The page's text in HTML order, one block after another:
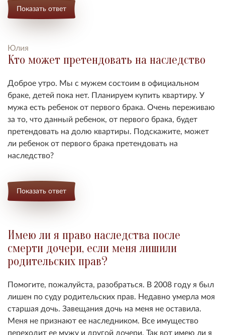
Показать ответ
Юлия
Кто может претендовать на наследство
Доброе утро. Мы с мужем состоим в официальном
браке, детей пока нет. Планируем купить квартиру. У
мужа есть ребенок от первого брака. Очень переживаю
за то, что данный ребенок, от первого брака, будет
претендовать на долю квартиры. Подскажите, может
ли ребенок от первого брака претендовать на
наследство?
Показать ответ
Имею ли я право наследства после
смерти дочери, если меня лишили
родительских прав?
Помогите, пожалуйста, разобраться. В 2008 году я был
лишен по суду родительских прав. Недавно умерла моя
старшая дочь. Завещания дочь на меня не оставила.
Меня не признают ее наследником. Все имущество
переходит ее мужу и другой дочери. Так вот имею ли я